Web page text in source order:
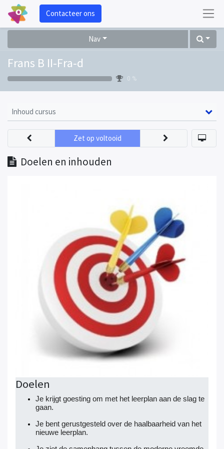
Contacteer ons
Nav
Frans B II-Fra-d
0 %
Inhoud cursus
Doelen en inhouden
Zet op voltooid
Doelen
Je krijgt goesting om met het leerplan aan de slag te
gaan.
Je bent gerustgesteld over de haalbaarheid van het
nieuwe leerplan.